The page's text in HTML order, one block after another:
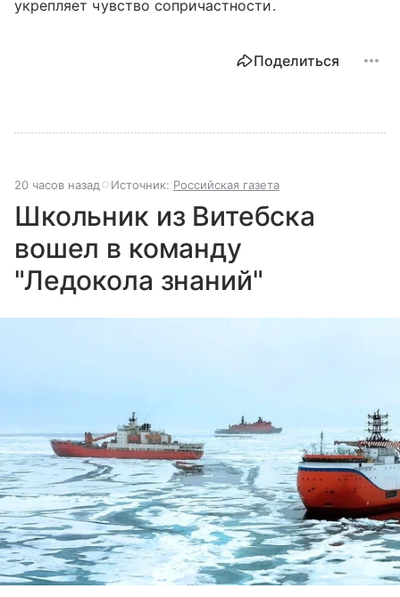
укрепляет чувство сопричастности.
Поделиться
20 часов назад Источник: Российская газета
Школьник из Витебска
вошел в команду
"Ледокола знаний"